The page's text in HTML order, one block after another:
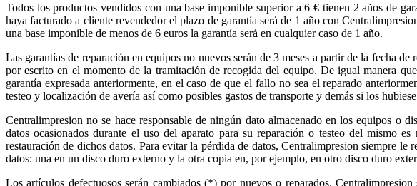
Todos los productos vendidos con una base imponible superior a 6 € tienen 2 años de
haya facturado a cliente revendedor el plazo de garantía será de 1 año con
una base imponible de menos de 6 euros la garantía será en cualquier caso de 1 año.
Las garantías de reparación en equipos no nuevos serán de 3 meses a partir de la fecha
por escrito en el momento de la tramitación de recogida del equipo. De igual manera
garantía expresada anteriormente, en el caso de que el fallo no sea el reparado
testeo y localización de avería así como posibles gastos de transporte y demás si los
Centralimpresion no se hace responsable de ningún dato almacenado en los equipos o
datos ocasionados durante el uso del aparato para su reparación o testeo del mismo
restauración de dichos datos. Para evitar la pérdida de datos, Centralimpresion siempre
datos: una en un disco duro externo y la otra copia en, por ejemplo, en otro disco duro
Los artículos defectuosos serán cambiados (*) por nuevos o reparados.